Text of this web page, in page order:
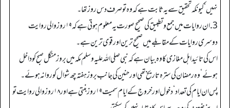
نہیں‘ کیونکہ تحقیق سے یہ ثابت ہے کہ وہ تو صرف دس روز تھا۔
3. ان روایات میں جمع و تطبیق کی صحیح صورت یہ معلوم ہوتی ہے کہ ۱۹ روز والی روایت
دوسری روایات کے مقابلے میں صحیح ترین اور قوی ترین ہے۔
اس کی تائید اہل مغازی کا وہ بیان ہے کہ نبی صلی اللہ علیہ وسلم مکہ میں بروز منگل صبح کو داخل
ہوئے‘ وہ رمضان کی سترہ تاریخ تھی اور حنین کی جانب بروز ہفتہ چھ شوال کو روانہ ہوئے۔
پس ان ایام کی تعداد‘ دخول اور خروج کے ایام سمیت ۱۹ روز بنتی ہے اور ۱۸ روز والی روایت تو